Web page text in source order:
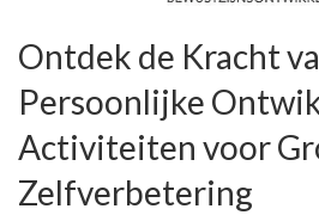
Ontdek de Kracht
Persoonlijke
Activiteiten voor
Zelfverbetering